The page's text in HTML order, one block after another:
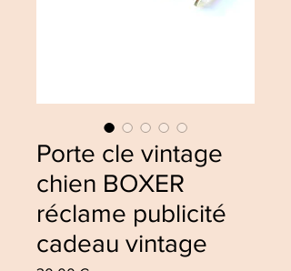
Porte cle vintage
chien BOXER
réclame publicité
cadeau vintage